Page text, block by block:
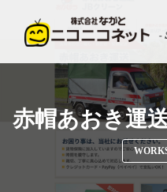
赤帽あおき運